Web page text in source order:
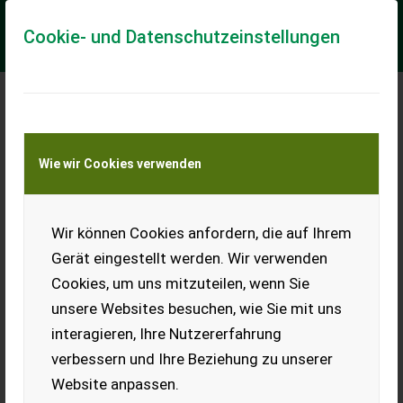
Cookie- und Datenschutzeinstellungen
Wie wir Cookies verwenden
Wir können Cookies anfordern, die auf Ihrem
Gerät eingestellt werden. Wir verwenden
Cookies, um uns mitzuteilen, wenn Sie
unsere Websites besuchen, wie Sie mit uns
interagieren, Ihre Nutzererfahrung
verbessern und Ihre Beziehung zu unserer
Website anpassen.
Meine Transportkostenanfrage
Transport von Land- und Baumaschinen –
KEINE Tiertransporte
Lindner 1500
gutem Zustand. 3.524 Bstd.,
neuwertige Schneeketten.
EUR 0